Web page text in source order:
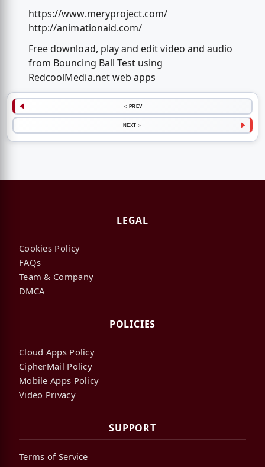
https://www.meryproject.com/
http://animationaid.com/
Free download, play and edit video and audio
from Bouncing Ball Test using
RedcoolMedia.net web apps
< PREV
NEXT >
LEGAL
Cookies Policy
FAQs
Team & Company
DMCA
POLICIES
Cloud Apps Policy
CipherMail Policy
Mobile Apps Policy
Video Privacy
SUPPORT
Terms of Service